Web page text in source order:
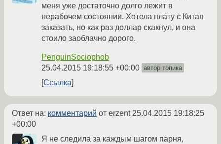
меня уже достаточно долго лежит в
нерабочем состоянии. Хотела плату с Китая
заказать, но как раз доллар скакнул, и она
стоило заоблачно дорого.
PenguinSociophob
25.04.2015 19:18:55 +00:00 автор топика
Ссылка
Ответ на: комментарий от erzent25.04.2015 19:18:25
+00:00
Я не следила за каждым шагом парня,